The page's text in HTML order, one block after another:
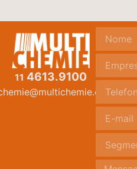
11 4613.9100